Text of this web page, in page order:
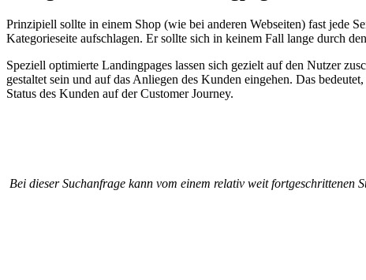
Prinzipiell sollte in einem Shop (wie bei anderen Webseiten) fast jede
Kategorieseite aufschlagen. Er sollte sich in keinem Fall lange durch
Speziell optimierte Landingpages lassen sich gezielt auf den Nutzer
gestaltet sein und auf das Anliegen des Kunden eingehen. Das
Status des Kunden auf der Customer Journey.
Bei dieser Suchanfrage kann vom einem relativ weit fortgeschrittenen